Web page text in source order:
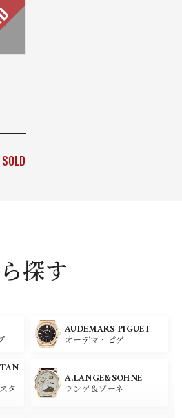
SOLD
探す
AUDEMARS PIGUET
オーデマ・ピゲ
タ
A.LANGE&SOHNE
ランゲ＆ゾーネ